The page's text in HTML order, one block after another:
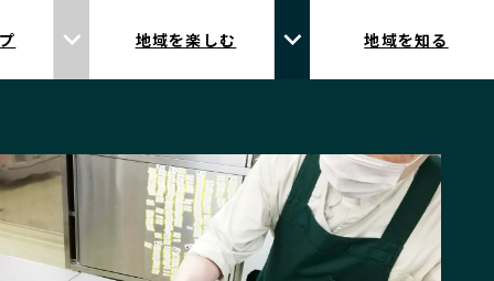
地域を楽しむ 地域を知る